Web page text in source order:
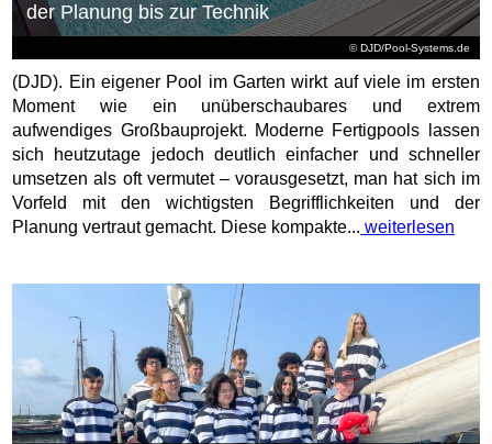
© DJD/Pool-Systems.de
der Planung bis zur Technik
(DJD). Ein eigener Pool im Garten wirkt auf viele im ersten
Moment wie ein unüberschaubares und extrem
aufwendiges Großbauprojekt. Moderne Fertigpools lassen
sich heutzutage jedoch deutlich einfacher und schneller
umsetzen als oft vermutet – vorausgesetzt, man hat sich im
Vorfeld mit den wichtigsten Begrifflichkeiten und der
Planung vertraut gemacht. Diese kompakte... weiterlesen